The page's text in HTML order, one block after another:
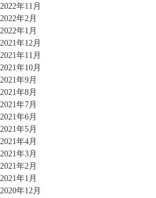
2022年11月
2022年2月
2022年1月
2021年12月
2021年11月
2021年10月
2021年9月
2021年8月
2021年7月
2021年6月
2021年5月
2021年4月
2021年3月
2021年2月
2021年1月
2020年12月